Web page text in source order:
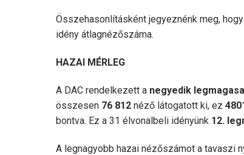
Összehasonlításként jegyeznénk meg,
idény átlagnézőszáma.
HAZAI MÉRLEG
A DAC rendelkezett a negyedik
összesen 76 812 néző látogatott ki, ez
bontva. Ez a 31 élvonalbeli idényünk 12.
A legnagyobb hazai nézőszámot a tavaszi